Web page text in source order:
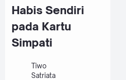
Habis Sendiri
pada Kartu
Simpati
Tiwo
Satriata